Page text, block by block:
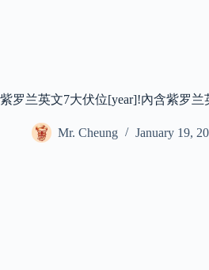
紫罗兰英文7大伏位[year]!內含紫罗兰
Mr. Cheung January 19,